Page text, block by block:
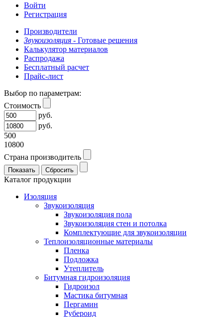
Войти
Регистрация
Производители
Звукоизоляция - Готовые решения
Калькулятор материалов
Распродажа
Бесплатный расчет
Прайс-лист
Выбор по параметрам:
Стоимость
руб.
руб.
500
10800
Страна производитель
Каталог продукции
Изоляция
Звукоизоляция
Звукоизоляция пола
Звукоизоляция стен и потолка
Комплектующие для звукоизоляции
Теплоизоляционные материалы
Пленка
Подложка
Утеплитель
Битумная гидроизоляция
Гидроизол
Мастика битумная
Пергамин
Рубероид